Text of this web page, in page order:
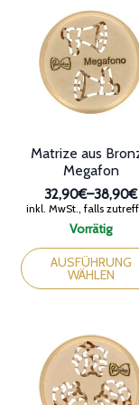
Vorrätig
Matrize aus
Megafon
32,90€–38,90€
32,90€
bis
38,90€
inkl. MwSt., falls
AUSFÜHRUNG
WÄHLEN
Dieses
Produkt
weist
Optionen
können